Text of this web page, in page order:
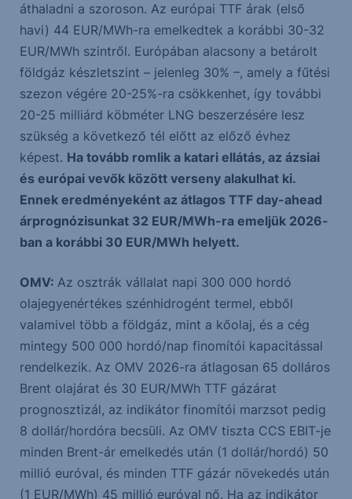
áthaladni a szoroson. Az európai TTF árak (első
havi) 44 EUR/MWh-ra emelkedtek a korábbi 30-32
EUR/MWh szintről. Európában alacsony a betárolt
földgáz készletszint – jelenleg 30% –, amely a fűtési
szezon végére 20-25%-ra csökkenhet, így további
20-25 milliárd köbméter LNG beszerzésére lesz
szükség a következő tél előtt az előző évhez
képest. Ha tovább romlik a katari ellátás, az ázsiai
és európai vevők között verseny alakulhat ki.
Ennek eredményeként az átlagos TTF day-ahead
árprognózisunkat 32 EUR/MWh-ra emeljük 2026-
ban a korábbi 30 EUR/MWh helyett.
OMV: Az osztrák vállalat napi 300 000 hordó
olajegyenértékes szénhidrogént termel, ebből
valamivel több a földgáz, mint a kőolaj, és a cég
mintegy 500 000 hordó/nap finomítói kapacitással
rendelkezik. Az OMV 2026-ra átlagosan 65 dolláros
Brent olajárat és 30 EUR/MWh TTF gázárat
prognosztizál, az indikátor finomítói marzsot pedig
8 dollár/hordóra becsüli. Az OMV tiszta CCS EBIT-je
minden Brent-ár emelkedés után (1 dollár/hordó) 50
millió euróval, és minden TTF gázár növekedés után
(1 EUR/MWh) 45 millió euróval nő. Ha az indikátor